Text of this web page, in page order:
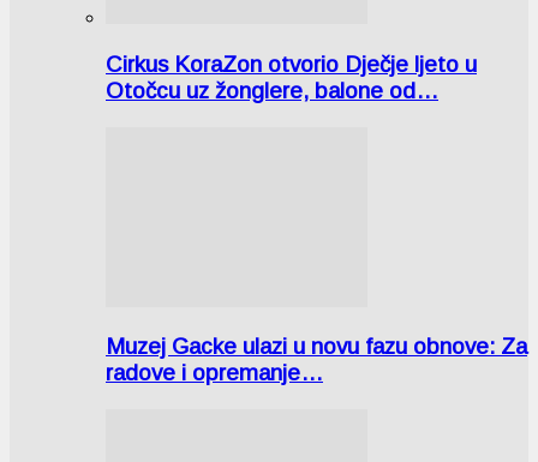
Cirkus KoraZon otvorio Dječje ljeto u
Otočcu uz žonglere, balone od…
Muzej Gacke ulazi u novu fazu obnove: Za
radove i opremanje…